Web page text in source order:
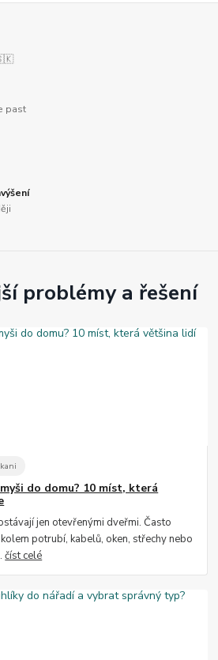
past
problémy a řešení
do domu? 10 míst, která
jen otevřenými dveřmi. Často
potrubí, kabelů, oken, střechy nebo
číst celé